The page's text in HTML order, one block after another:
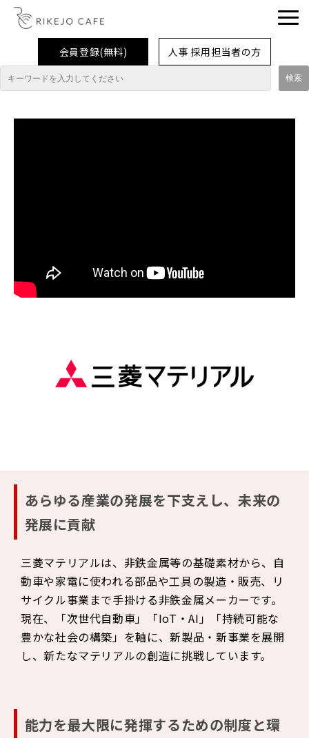
会員登録(無料) 人事 採用担当者の方
インターンシップ体験談
あらゆる産業の発展を下支えし、未来の
発展に貢献
三菱マテリアルは、非鉄金属等の基礎素材から、自
動車や家電に使われる部品や工具の製造・販売、リ
サイクル事業まで手掛ける非鉄金属メーカーです。
現在、「次世代自動車」「IoT・AI」「持続可能な
豊かな社会の構築」を軸に、新製品・新事業を展開
し、新たなマテリアルの創造に挑戦しています。
能力を最大限に発揮するための制度と環